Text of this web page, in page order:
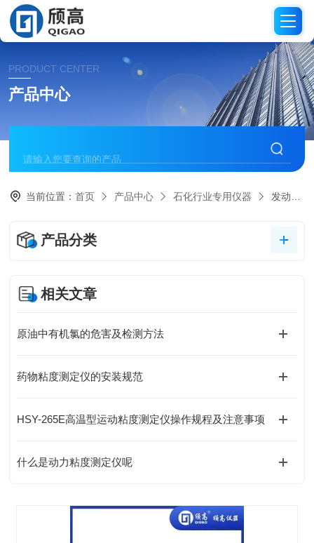
PRODUCT CENTER
产品中心
当前位置：首页 产品中心 石化行业专用仪器 发动机冷却液铸铝合金腐蚀测定仪
产品分类
相关文章
原油中有机氯的危害及检测方法
药物粘度测定仪的安装规范
HSY-265E高温型运动粘度测定仪操作规程及注意事项
什么是动力粘度测定仪呢